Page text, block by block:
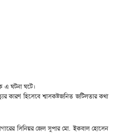
এ ঘটনা ঘটে।
হিসেবে শ্বাসকষ্টজনিত জটিলতার কথা
সিনিয়র জেল সুপার মো. ইকবাল হোসেন